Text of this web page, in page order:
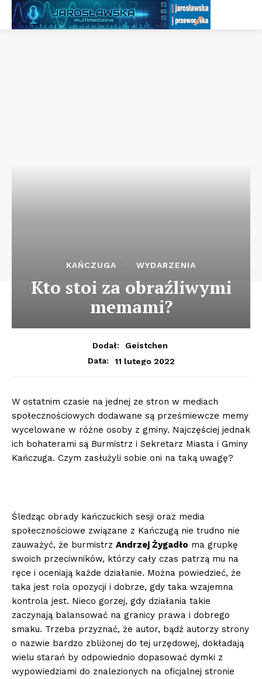
KAŃCZUGA WYDARZENIA
Kto stoi za obraźliwymi
memami?
Dodał:
Geistchen
Data:
11 lutego 2022
W ostatnim czasie na jednej ze stron w mediach
społecznościowych dodawane są prześmiewcze memy
wycelowane w różne osoby z gminy. Najczęściej jednak
ich bohaterami są Burmistrz i Sekretarz Miasta i Gminy
Kańczuga. Czym zasłużyli sobie oni na taką uwagę?
Śledząc obrady kańczuckich sesji oraz media
społecznościowe związane z Kańczugą nie trudno nie
zauważyć, że burmistrz Andrzej Żygadło ma grupkę
swoich przeciwników, którzy cały czas patrzą mu na
ręce i oceniają każde działanie. Można powiedzieć, że
taka jest rola opozycji i dobrze, gdy taka wzajemna
kontrola jest. Nieco gorzej, gdy działania takie
zaczynają balansować na granicy prawa i dobrego
smaku. Trzeba przyznać, że autor, bądź autorzy strony
o nazwie bardzo zbliżonej do tej urzędowej, dokładają
wielu starań by odpowiednio dopasować dymki z
wypowiedziami do znalezionych na oficjalnej stronie